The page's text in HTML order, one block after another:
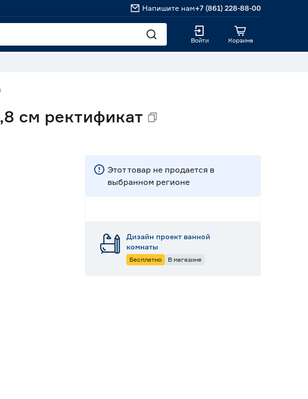
Напишите нам+7 (861) 228-88-00
Войти Корзина
см ректификат
Этот товар не продается в
выбранном регионе
Дизайн проект ванной
комнаты
Бесплатно В магазине